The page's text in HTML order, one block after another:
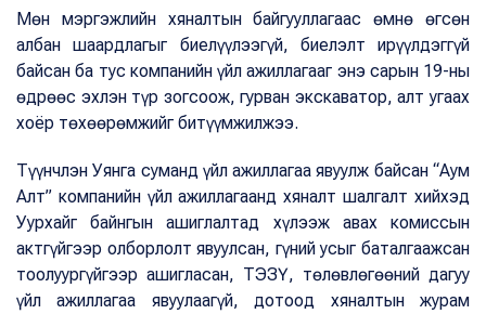
Мөн мэргэжлийн хяналтын байгууллагаас өмнө өгсөн
албан шаардлагыг биелүүлээгүй, биелэлт ирүүлдэггүй
байсан ба тус компанийн үйл ажиллагааг энэ сарын 19-ны
өдрөөс эхлэн түр зогсоож, гурван экскаватор, алт угаах
хоёр төхөөрөмжийг битүүмжилжээ.
Түүнчлэн Уянга суманд үйл ажиллагаа явуулж байсан “Аум
Алт” компанийн үйл ажиллагаанд хяналт шалгалт хийхэд
Уурхайг байнгын ашиглалтад хүлээж авах комиссын
актгүйгээр олборлолт явуулсан, гүний усыг баталгаажсан
тоолуургүйгээр ашигласан, ТЭЗҮ, төлөвлөгөөний дагуу
үйл ажиллагаа явуулаагүй, дотоод хяналтын журам